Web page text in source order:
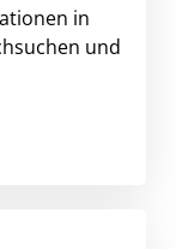
in
und